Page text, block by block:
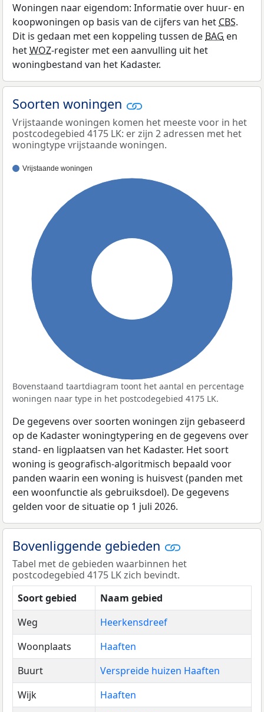
Woningen naar eigendom: Informatie over huur- en
koopwoningen op basis van de cijfers van hetCBS.
Dit is gedaan met een koppeling tussen deBAG en
hetWOZ-register met een aanvulling uit het
woningbestand van het Kadaster.
Soorten woningen
Vrijstaande woningen komen het meeste voor in het
postcodegebied 4175 LK: er zijn 2 adressen met het
woningtype vrijstaande woningen.
Vrijstaande woningen
Bovenstaand taartdiagram toont het aantal en percentage
woningen naar type in het postcodegebied 4175 LK.
De gegevens over soorten woningen zijn gebaseerd
op de Kadaster woningtypering en de gegevens over
stand- en ligplaatsen van het Kadaster. Het soort
woning is geografisch-algoritmisch bepaald voor
panden waarin een woning is huisvest (panden met
een woonfunctie als gebruiksdoel). De gegevens
gelden voor de situatie op 1 juli 2026.
Bovenliggende gebieden
Tabel met de gebieden waarbinnen het
postcodegebied 4175 LK zich bevindt.
Soort gebied
Naam gebied
Weg
Heerkensdreef
Woonplaats
Haaften
Buurt
Verspreide huizen Haaften
Wijk
Haaften